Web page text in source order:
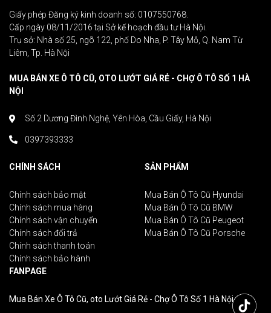
Giấy phép Đăng ký kinh doanh số: 0107550768.
Cấp ngày 08/11/2016 tại Sở kế hoạch đầu tư Hà Nội.
Trụ sở: Nhà số 25, ngõ 122, phố Do Nha, P. Tây Mỗ, Q. Nam Từ
Liêm, Tp. Hà Nội
MUA BÁN XE Ô TÔ CŨ, OTO LƯỚT GIÁ RẺ - CHỢ Ô TÔ SỐ 1 HÀ
NỘI
Số 2 Dương Đình Nghệ, Yên Hòa, Cầu Giấy, Hà Nội
0397393333
CHÍNH SÁCH
Chính sách bảo mật
Chính sách mua hàng
Chính sách vận chuyển
Chính sách đổi trả
Chính sách thanh toán
Chính sách bảo hành
SẢN PHẨM
Mua Bán Ô Tô Cũ Hyundai
Mua Bán Ô Tô Cũ BMW
Mua Bán Ô Tô Cũ Peugeot
Mua Bán Ô Tô Cũ Porsche
FANPAGE
Mua Bán Xe Ô Tô Cũ, oto Lướt Giá Rẻ - Chợ Ô Tô Số 1 Hà Nội